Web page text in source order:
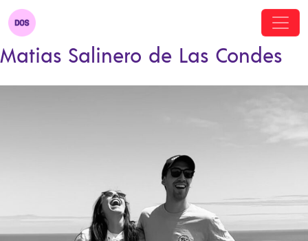
Matias Salinero de Las Condes